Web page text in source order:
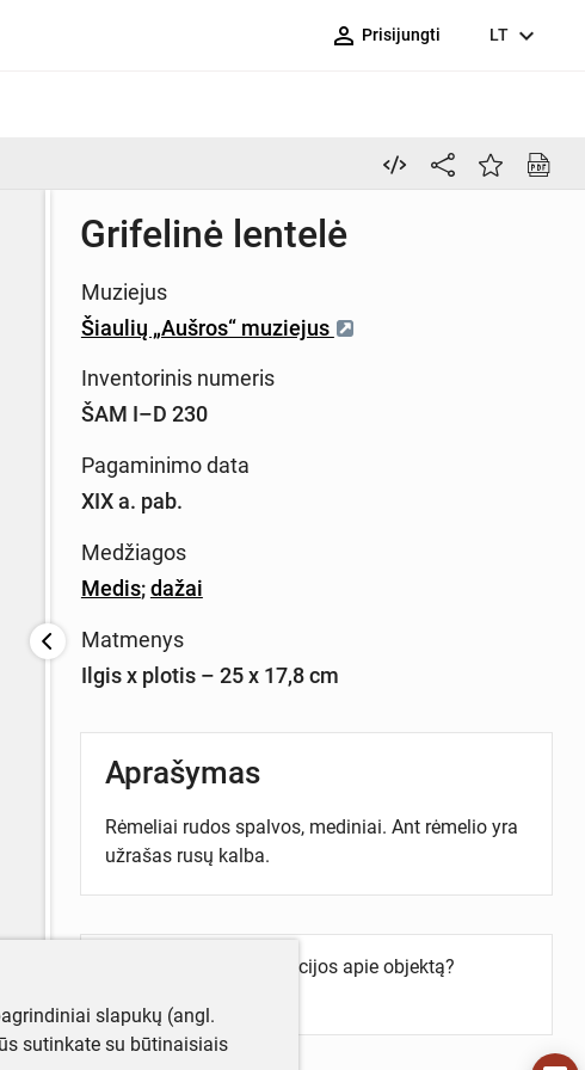
person_outline Prisijungti LT expand_more
Grifelinė lentelė
Muziejus
Šiaulių „Aušros“ muziejus
Inventorinis numeris
ŠAM I–D 230
Pagaminimo data
XIX a. pab.
Medžiagos
Medis;dažai
Matmenys
Ilgis x plotis – 25 x 17,8 cm
Aprašymas
Rėmeliai rudos spalvos, mediniai. Ant rėmelio yra
užrašas rusų kalba.
Turite daugiau informacijos apie objektą?
slapukų (angl.
sutinkate su būtinaisiais